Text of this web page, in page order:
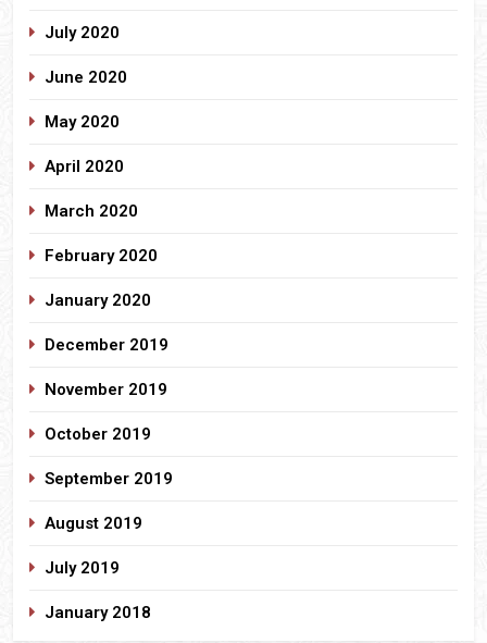
July 2020
June 2020
May 2020
April 2020
March 2020
February 2020
January 2020
December 2019
November 2019
October 2019
September 2019
August 2019
July 2019
January 2018